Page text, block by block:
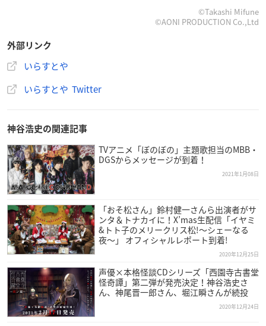
のスタンプに声を入れて
「しゃべる！いらすとや×神谷浩史スタンプ」
— いらすとや (@irasutoya)
©Takashi Mifune
©AONI PRODUCTION Co.,Ltd
外部リンク
いらすとや
いらすとや Twitter
神谷浩史の関連記事
TVアニメ「ぼのぼの」主題歌担当のMBB・
DGSからメッセージが到着！
2021年1月08日
「おそ松さん」鈴村健一さんら出演者がサ
ンタ＆トナカイに！X’mas生配信「イヤミ
&トト子のメリークリス松!〜シェーなる
夜〜」 オフィシャルレポート到着!
2020年12月25日
声優×本格怪談CDシリーズ「西園寺古書堂
怪奇譚」第二弾が発売決定！神谷浩史さ
ん、神尾晋一郎さん、堀江瞬さんが続投
2020年12月24日